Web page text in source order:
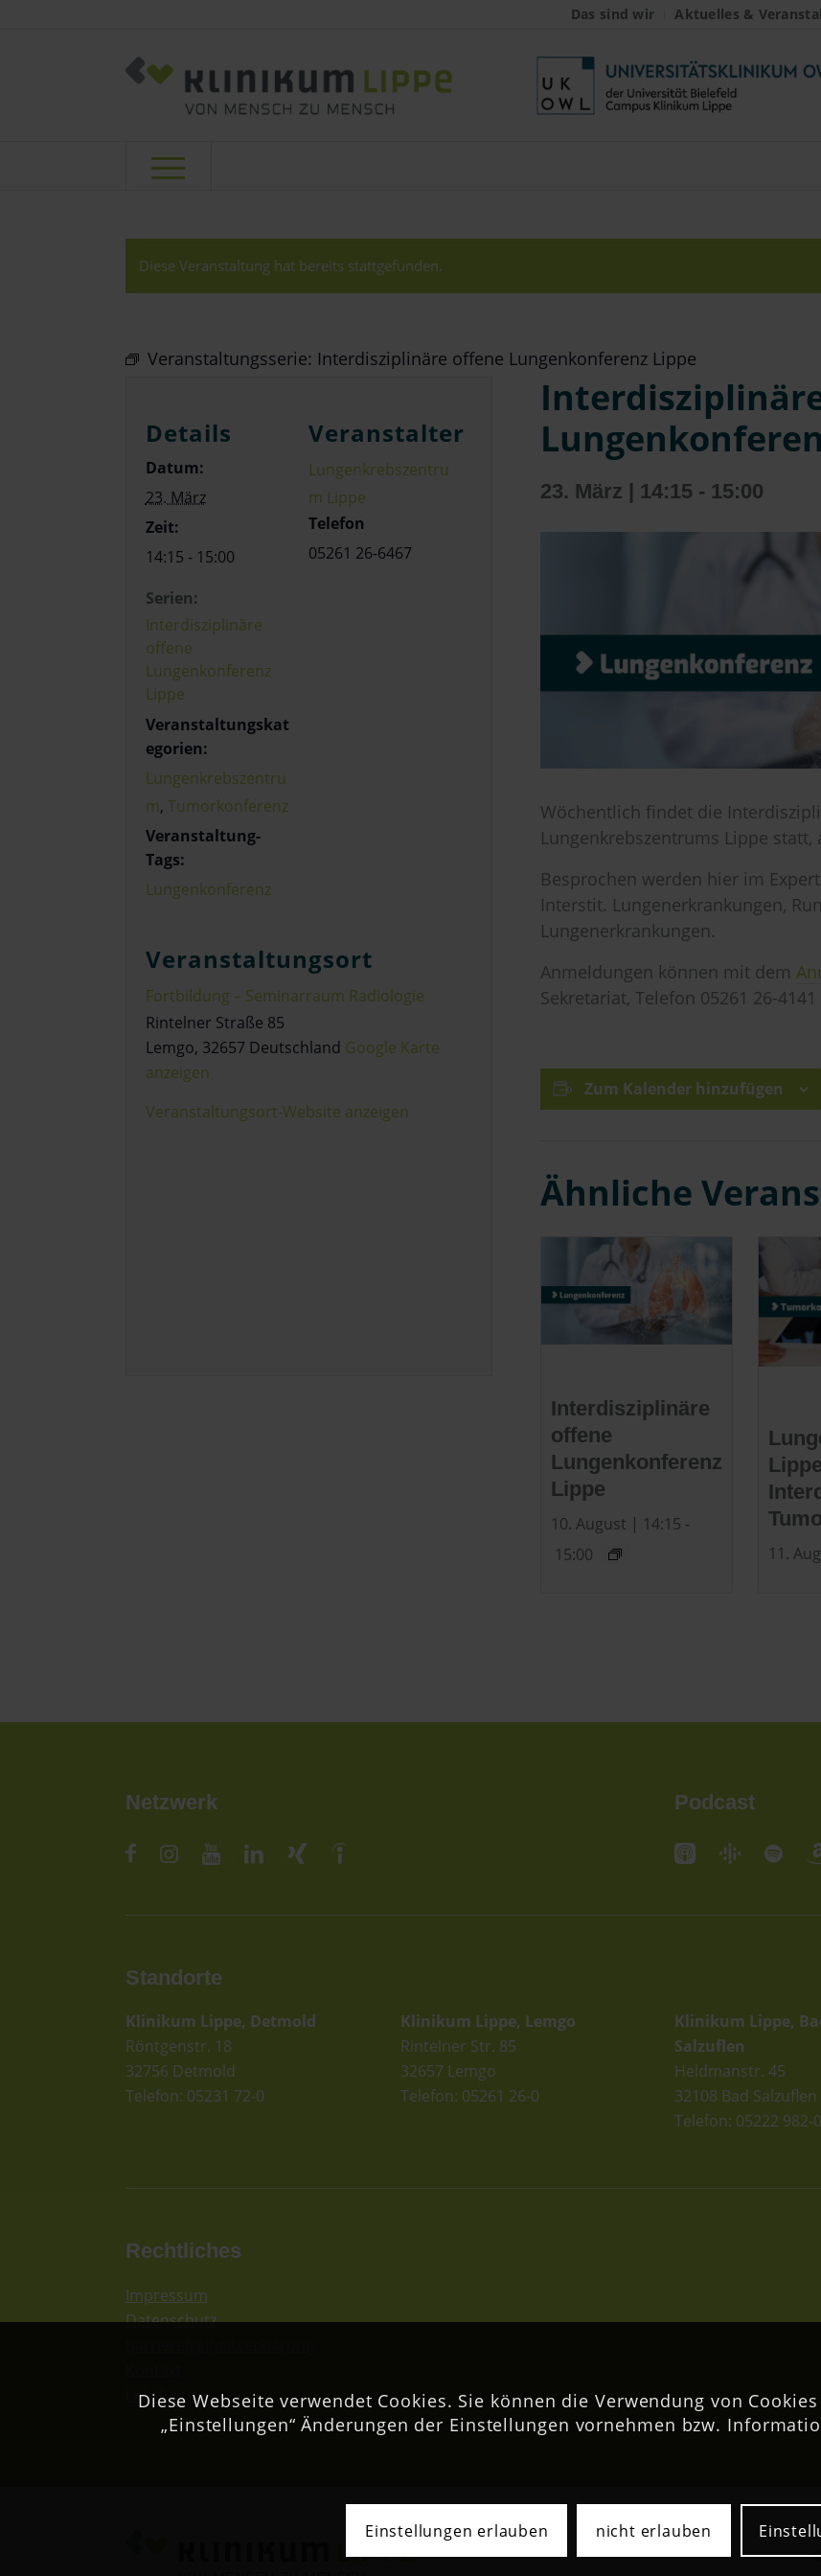
Das sind wir Aktuelles &
Diese Veranstaltung hat bereits stattgefunden.
Veranstaltungsserie: Interdisziplinäre offene Lungenkonferenz Lippe
23. März | 14:15 - 15:00
Wöchentlich findet die
Lungenkrebszentrums Lippe
Besprochen werden hier im
Interstit. Lungenerkrankungen,
Lungenerkrankungen.
Anmeldungen können mit dem
Sekretariat, Telefon 05261 26-
Zum Kalender hinzufügen
Ähnliche
Interdisziplinäre
offene
Lungenkonferenz
Lippe
10. August | 14:15 -
15:00
11.
Details
Datum:
23. März
Zeit:
14:15 - 15:00
Serien:
Interdisziplinäre
offene
Lungenkonferenz
Lippe
Veranstaltungskat
egorien:
Lungenkrebszentru
m, Tumorkonferenz
Veranstaltung-
Tags:
Lungenkonferenz
Veranstalter
Lungenkrebszentru
m Lippe
Telefon
05261 26-6467
Veranstaltungsort
Fortbildung – Seminarraum Radiologie
Rintelner Straße 85
Lemgo, 32657 Deutschland Google Karte
anzeigen
Veranstaltungsort-Website anzeigen
Netzwerk Podcast
Standorte
Klinikum Lippe, Detmold
Röntgenstr. 18
32756 Detmold
Telefon: 05231 72-0
Klinikum Lippe, Lemgo
Rintelner Str. 85
32657 Lemgo
Telefon: 05261 26-0
Klinikum Lippe,
Salzuflen
Heldmanstr. 45
32108 Bad Salzuflen
Telefon: 05222 982-0
Rechtliches
Impressum
Datenschutz
Lob & Kritik
Diese Webseite verwendet Cookies. Sie können die Verwendung von
„Einstellungen“ Änderungen der Einstellungen vornehmen bzw.
Einstellungen erlauben nicht erlauben